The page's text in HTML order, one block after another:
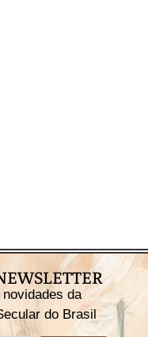
da
do Brasil